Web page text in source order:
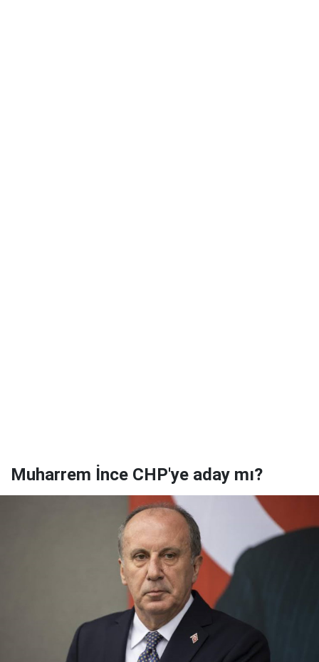
Muharrem İnce CHP'ye aday mı?